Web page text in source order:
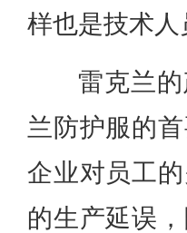
样也是技术
雷克兰
兰防护服的
企业对员工
的生产延误